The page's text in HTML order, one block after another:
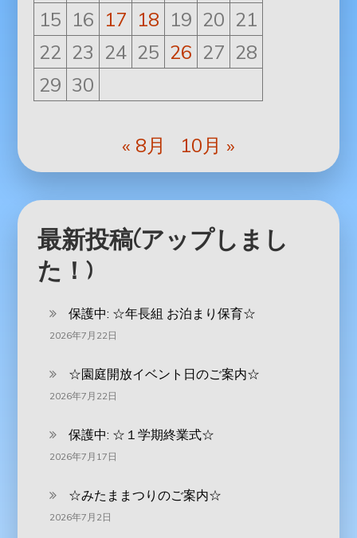
15 16 17 18 19 20 21
22 23 24 25 26 27 28
29 30
« 8月 10月 »
最新投稿(アップしまし
た！)
保護中: ‪☆年長組 お泊まり保育☆
2026年7月22日
☆園庭開放イベント日のご案内☆
2026年7月22日
保護中: ☆１学期終業式☆
2026年7月17日
☆みたままつりのご案内☆
2026年7月2日